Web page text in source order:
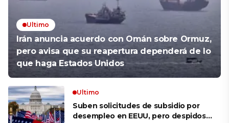
Ultimo
Irán anuncia acuerdo con Omán sobre Ormuz,
pero avisa que su reapertura dependerá de lo
que haga Estados Unidos
Ultimo
Suben solicitudes de subsidio por
desempleo en EEUU, pero despidos